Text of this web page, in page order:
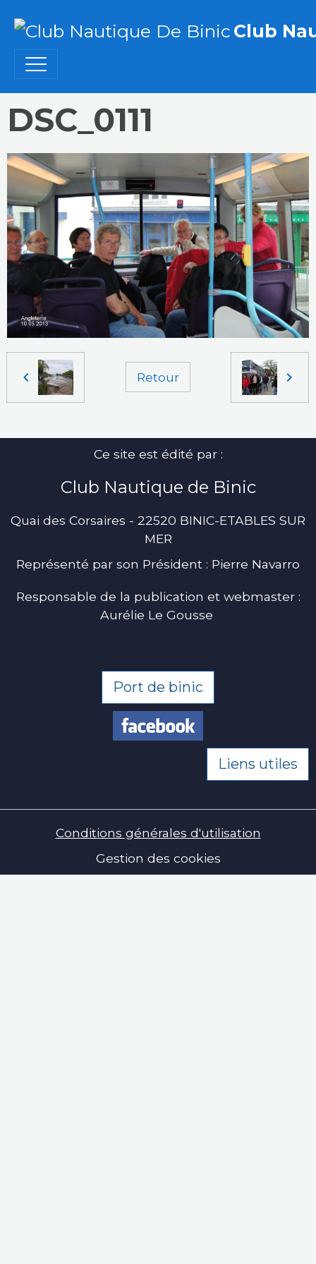
Club
DSC_0111
Retour
Ce site est édité par :
Club Nautique de Binic
Quai des Corsaires - 22520 BINIC-ETABLES SUR
MER
Représenté par son Président : Pierre Navarro
Responsable de la publication et webmaster :
Aurélie Le Gousse
Port de binic
Liens utiles
Conditions générales d'utilisation
Gestion des cookies